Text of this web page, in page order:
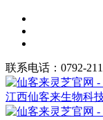
联系电话：0792-